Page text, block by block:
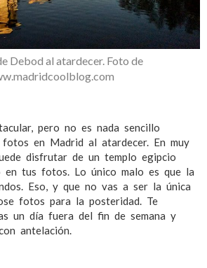
Debod al atardecer. Foto de
pero no es nada sencillo
fotos en Madrid al atardecer. En muy
disfrutar de un templo egipcio
en tus fotos. Lo único malo es que la
Eso, y que no vas a ser la única
fotos para la posteridad. Te
un día fuera del fin de semana y
antelación.